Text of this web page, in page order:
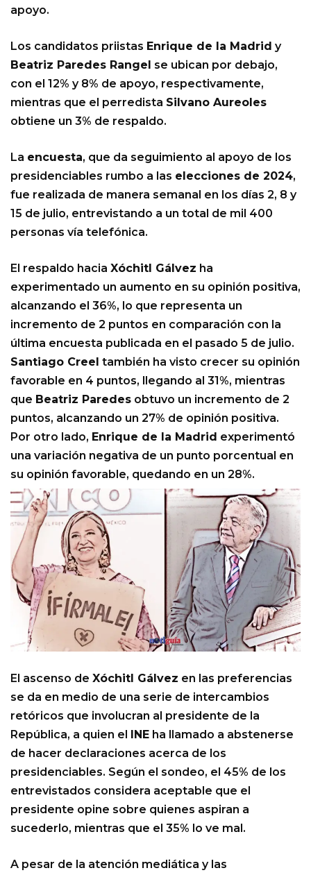
apoyo.
Los candidatos priistas Enrique de la Madrid y
Beatriz Paredes Rangel se ubican por debajo,
con el 12% y 8% de apoyo, respectivamente,
mientras que el perredista Silvano Aureoles
obtiene un 3% de respaldo.
La encuesta, que da seguimiento al apoyo de los
presidenciables rumbo a las elecciones de 2024,
fue realizada de manera semanal en los días 2, 8 y
15 de julio, entrevistando a un total de mil 400
personas vía telefónica.
El respaldo hacia Xóchitl Gálvez ha
experimentado un aumento en su opinión positiva,
alcanzando el 36%, lo que representa un
incremento de 2 puntos en comparación con la
última encuesta publicada en el pasado 5 de julio.
Santiago Creel también ha visto crecer su opinión
favorable en 4 puntos, llegando al 31%, mientras
que Beatriz Paredes obtuvo un incremento de 2
puntos, alcanzando un 27% de opinión positiva.
Por otro lado, Enrique de la Madrid experimentó
una variación negativa de un punto porcentual en
su opinión favorable, quedando en un 28%.
El ascenso de Xóchitl Gálvez en las preferencias
se da en medio de una serie de intercambios
retóricos que involucran al presidente de la
República, a quien el INE ha llamado a abstenerse
de hacer declaraciones acerca de los
presidenciables. Según el sondeo, el 45% de los
entrevistados considera aceptable que el
presidente opine sobre quienes aspiran a
sucederlo, mientras que el 35% lo ve mal.
A pesar de la atención mediática y las